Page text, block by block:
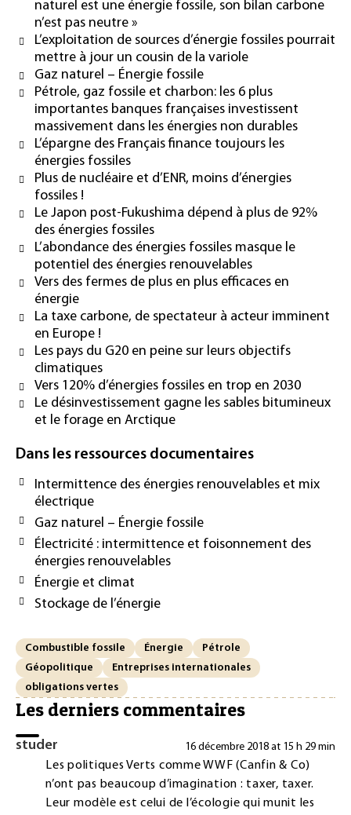
naturel est une énergie fossile, son bilan carbone
n’est pas neutre »
L’exploitation de sources d’énergie fossiles pourrait
mettre à jour un cousin de la variole
Gaz naturel – Énergie fossile
Pétrole, gaz fossile et charbon: les 6 plus
importantes banques françaises investissent
massivement dans les énergies non durables
L’épargne des Français finance toujours les
énergies fossiles
Plus de nucléaire et d’ENR, moins d’énergies
fossiles !
Le Japon post-Fukushima dépend à plus de 92%
des énergies fossiles
L’abondance des énergies fossiles masque le
potentiel des énergies renouvelables
Vers des fermes de plus en plus efficaces en
énergie
La taxe carbone, de spectateur à acteur imminent
en Europe !
Les pays du G20 en peine sur leurs objectifs
climatiques
Vers 120% d’énergies fossiles en trop en 2030
Le désinvestissement gagne les sables bitumineux
et le forage en Arctique
Dans les ressources documentaires
Intermittence des énergies renouvelables et mix
électrique
Gaz naturel – Énergie fossile
Électricité : intermittence et foisonnement des
énergies renouvelables
Énergie et climat
Stockage de l’énergie
Combustible fossile Énergie
Pétrole
Géopolitique
Entreprises internationales
obligations vertes
Les derniers commentaires
studer 16 décembre 2018 at 15 h 29 min
Les politiques Verts comme WWF (Canfin & Co)
n’ont pas beaucoup d’imagination : taxer, taxer.
Leur modèle est celui de l’écologie qui munit les